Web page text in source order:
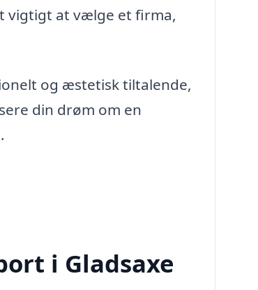
vigtigt at vælge et firma,
og æstetisk tiltalende,
din drøm om en
i Gladsaxe